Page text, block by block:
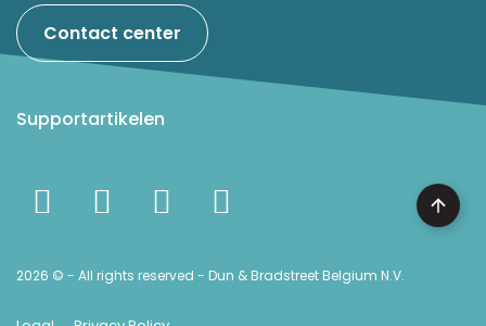
Contact center
Supportartikelen
2026 © - All rights reserved - Dun & Bradstreet Belgium N.V.